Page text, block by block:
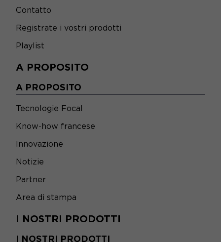
Contatto
Registrate i vostri prodotti
Playlist
A PROPOSITO
A PROPOSITO
Tecnologie Focal
Know-how francese
Innovazione
Notizie
Partner
Area di stampa
I NOSTRI PRODOTTI
I NOSTRI PRODOTTI